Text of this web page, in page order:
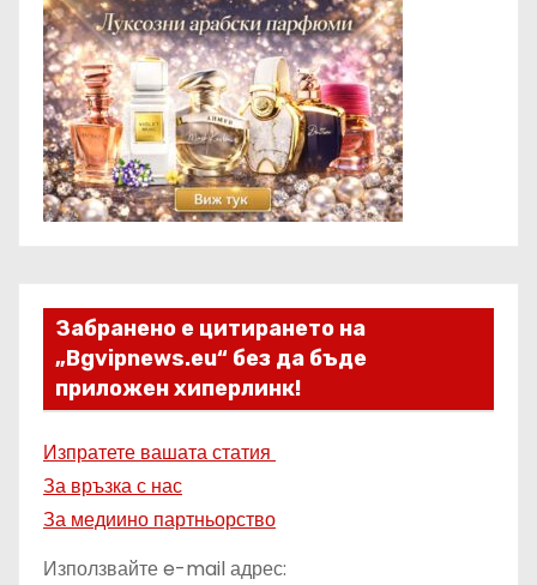
Забранено е цитирането на
„Bgvipnews.eu“ без да бъде
приложен хиперлинк!
Изпратете вашата статия
За връзка с нас
За медиино партньорство
Използвайте e-mail адрес: